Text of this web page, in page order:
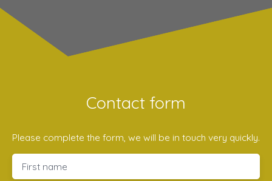
Contact form
Please complete the form, we will be in touch very quickly.
First name